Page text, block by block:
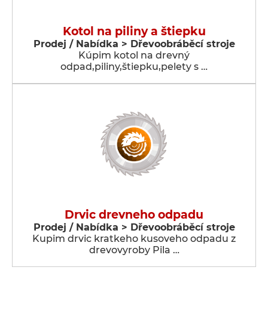
Kotol na piliny a štiepku
Prodej / Nabídka > Dřevoobráběcí stroje
Kúpim kotol na drevný
odpad,piliny,štiepku,pelety s …
Drvic drevneho odpadu
Prodej / Nabídka > Dřevoobráběcí stroje
Kupim drvic kratkeho kusoveho odpadu z
drevovyroby Pila …